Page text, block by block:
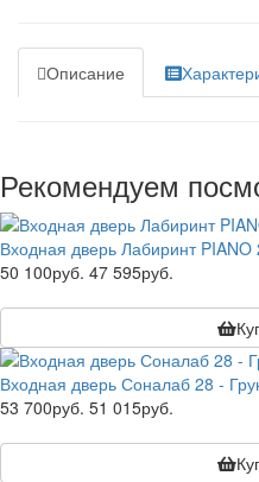
Описание
Рекомендуем
Входная дверь Лабиринт
50 100руб. 47 595руб.
Входная дверь Соналаб 28 -
53 700руб. 51 015руб.